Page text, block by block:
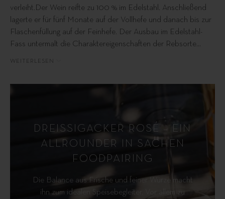
verleiht.Der Wein reifte zu 100 % im Edelstahl. Anschließend
lagerte er für fünf Monate auf der Vollhefe und danach bis zur
Flaschenfüllung auf der Feinhefe. Der Ausbau im Edelstahl-
Fass untermalt die Charaktereigenschaften der Rebsorte…
WEITERLESEN
DREISSIGACKER ROSÉ – EIN
ALLROUNDER IN SACHEN
FOODPAIRING
Die Balance aus Frische und feiner Würze macht
ihn zum idealen Speisebegleiter. Vor allem zu